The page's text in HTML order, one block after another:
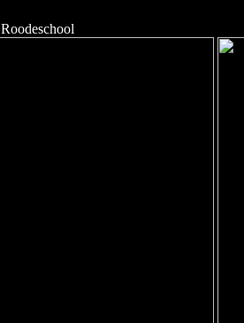
Roodeschool